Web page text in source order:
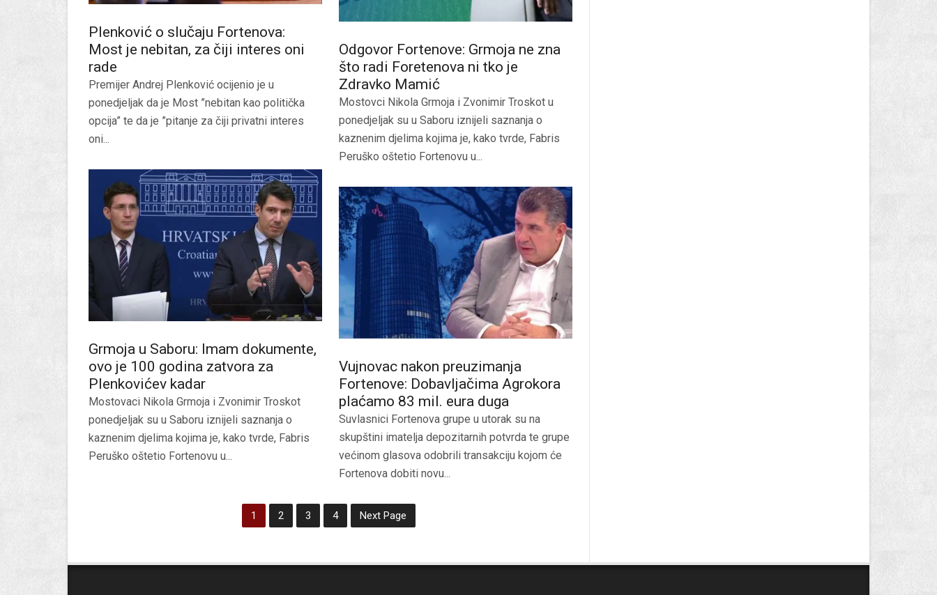
Plenković o slučaju Fortenova:
Most je nebitan, za čiji interes oni
rade
Premijer Andrej Plenković ocijenio je u
ponedjeljak da je Most ”nebitan kao politička
opcija” te da je ”pitanje za čiji privatni interes
oni...
Odgovor Fortenove: Grmoja ne zna
što radi Foretenova ni tko je
Zdravko Mamić
Mostovci Nikola Grmoja i Zvonimir Troskot u
ponedjeljak su u Saboru iznijeli saznanja o
kaznenim djelima kojima je, kako tvrde, Fabris
Peruško oštetio Fortenovu u...
Grmoja u Saboru: Imam dokumente,
ovo je 100 godina zatvora za
Plenkovićev kadar
Mostovaci Nikola Grmoja i Zvonimir Troskot
ponedjeljak su u Saboru iznijeli saznanja o
kaznenim djelima kojima je, kako tvrde, Fabris
Peruško oštetio Fortenovu u...
Vujnovac nakon preuzimanja
Fortenove: Dobavljačima Agrokora
plaćamo 83 mil. eura duga
Suvlasnici Fortenova grupe u utorak su na
skupštini imatelja depozitarnih potvrda te grupe
većinom glasova odobrili transakciju kojom će
Fortenova dobiti novu...
1 2 3 4 Next Page